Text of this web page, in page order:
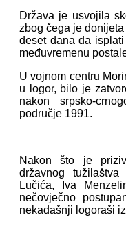
Država je usvojila
zbog čega je
deset dana da
međuvremenu
U vojnom centru
u logor, bilo je
nakon srpsko-
područje 1991.
Nakon što je
državnog
Lučića, Iva
nečovječno
nekadašnji logoraši